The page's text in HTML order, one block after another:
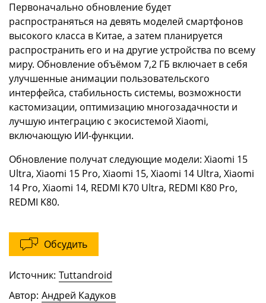
Первоначально обновление будет
распространяться на девять моделей смартфонов
высокого класса в Китае, а затем планируется
распространить его и на другие устройства по всему
миру. Обновление объёмом 7,2 ГБ включает в себя
улучшенные анимации пользовательского
интерфейса, стабильность системы, возможности
кастомизации, оптимизацию многозадачности и
лучшую интеграцию с экосистемой Xiaomi,
включающую ИИ-функции.
Обновление получат следующие модели: Xiaomi 15
Ultra, Xiaomi 15 Pro, Xiaomi 15, Xiaomi 14 Ultra, Xiaomi
14 Pro, Xiaomi 14, REDMI K70 Ultra, REDMI K80 Pro,
REDMI K80.
Обсудить
Источник: Tuttandroid
Автор: Андрей Кадуков